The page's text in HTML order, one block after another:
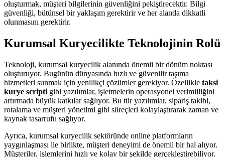
oluşturmak, müşteri bilgilerinin güvenliğini pekiştirecektir. Bilgi
güvenliği, bütünsel bir yaklaşım gerektirir ve her alanda dikkatli
olunmasını gerektirir.
Kurumsal Kuryecilikte Teknolojinin Rolü
Teknoloji, kurumsal kuryecilik alanında önemli bir dönüm noktası
oluşturuyor. Bugünün dünyasında hızlı ve güvenilir taşıma
hizmetleri sunmak için yenilikçi çözümler gerekiyor. Özellikle taksi
kurye scripti gibi yazılımlar, işletmelerin operasyonel verimliliğini
artırmada büyük katkılar sağlıyor. Bu tür yazılımlar, sipariş takibi,
rotalama ve müşteri yönetimi gibi süreçleri kolaylaştırarak zaman ve
kaynak tasarrufu sağlıyor.
Ayrıca, kurumsal kuryecilik sektöründe online platformların
yaygınlaşması ile birlikte, müşteri deneyimi de önemli bir hal alıyor.
Müşteriler, işlemlerini hızlı ve kolay bir şekilde gerçekleştirebiliyor.